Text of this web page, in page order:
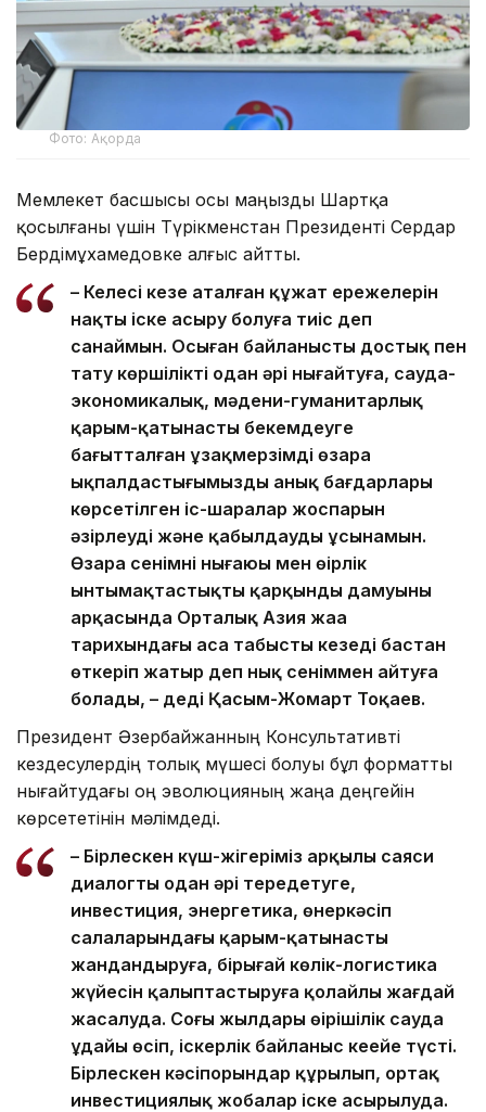
Фото: Ақорда
Мемлекет басшысы осы маңызды Шартқа
қосылғаны үшін Түрікменстан Президенті Сердар
Бердімұхамедовке алғыс айтты.
– Келесі кезең аталған құжат ережелерін
нақты іске асыру болуға тиіс деп
санаймын. Осыған байланысты достық пен
тату көршілікті одан әрі нығайтуға, сауда-
экономикалық, мәдени-гуманитарлық
қарым-қатынасты бекемдеуге
бағытталған ұзақмерзімді өзара
ықпалдастығымыздың анық бағдарлары
көрсетілген іс-шаралар жоспарын
әзірлеуді және қабылдауды ұсынамын.
Өзара сенімнің нығаюы мен өңірлік
ынтымақтастықтың қарқынды дамуының
арқасында Орталық Азия жаңа
тарихындағы аса табысты кезеңді бастан
өткеріп жатыр деп нық сеніммен айтуға
болады, – деді Қасым-Жомарт Тоқаев.
Президент Әзербайжанның Консультативті
кездесулердің толық мүшесі болуы бұл форматты
нығайтудағы оң эволюцияның жаңа деңгейін
көрсететінін мәлімдеді.
– Бірлескен күш-жігеріміз арқылы саяси
диалогты одан әрі тереңдетуге,
инвестиция, энергетика, өнеркәсіп
салаларындағы қарым-қатынасты
жандандыруға, бірыңғай көлік-логистика
жүйесін қалыптастыруға қолайлы жағдай
жасалуда. Соңғы жылдары өңірішілік сауда
ұдайы өсіп, іскерлік байланыс кеңейе түсті.
Бірлескен кәсіпорындар құрылып, ортақ
инвестициялық жобалар іске асырылуда.